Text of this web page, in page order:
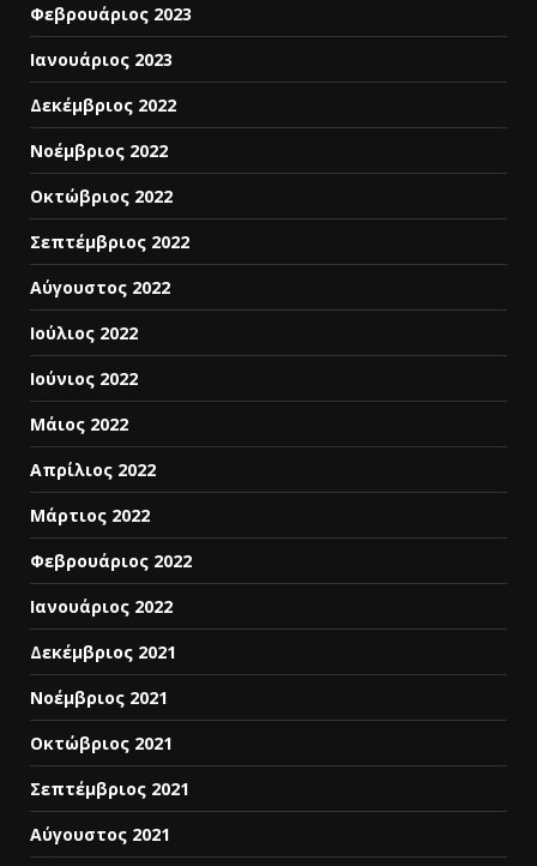
Φεβρουάριος 2023
Ιανουάριος 2023
Δεκέμβριος 2022
Νοέμβριος 2022
Οκτώβριος 2022
Σεπτέμβριος 2022
Αύγουστος 2022
Ιούλιος 2022
Ιούνιος 2022
Μάιος 2022
Απρίλιος 2022
Μάρτιος 2022
Φεβρουάριος 2022
Ιανουάριος 2022
Δεκέμβριος 2021
Νοέμβριος 2021
Οκτώβριος 2021
Σεπτέμβριος 2021
Αύγουστος 2021